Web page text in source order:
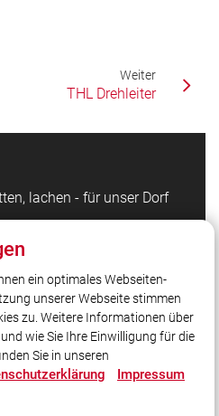
Weiter
THL Drehleiter
lachen - für unser Dorf
ein optimales Webseiten-
unserer Webseite stimmen
zu. Weitere Informationen über
wie Sie Ihre Einwilligung für die
Sie in unseren
Impressum